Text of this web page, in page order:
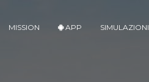
MISSION APP SIMULAZIONI